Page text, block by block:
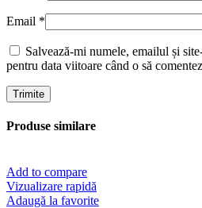
Email *
Salvează-mi numele, emailul și
pentru data viitoare când o să
Produse similare
Add to compare
Vizualizare rapidă
Adaugă la favorite